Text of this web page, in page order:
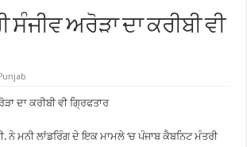
ਸੰਜੀਵ ਅਰੋੜਾ ਦਾ ਕਰੀਬੀ ਵੀ
ਦਾ ਕਰੀਬੀ ਵੀ ਗ੍ਰਿਫਤਾਰ
ਨੇ ਮਨੀ ਲਾਂਡਰਿੰਗ ਦੇ ਇਕ ਮਾਮਲੇ ‘ਚ ਪੰਜਾਬ ਕੈਬਨਿਟ ਮੰਤਰੀ